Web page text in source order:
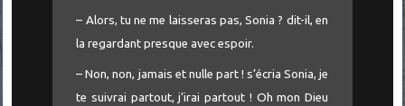
– Alors, tu ne me laisseras pas, Sonia ? dit-il, en
la regardant presque avec espoir.
– Non, non, jamais et nulle part ! s’écria Sonia, je
te suivrai partout, j’irai partout ! Oh mon Dieu